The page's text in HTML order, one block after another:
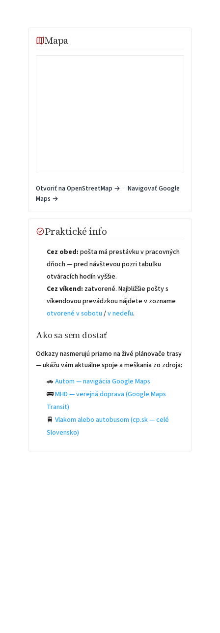
Mapa
Otvoriť na OpenStreetMap → · Navigovať Google
Maps →
Praktické info
Cez obed: pošta má prestávku v pracovných
dňoch — pred návštevou pozri tabuľku
otváracích hodín vyššie.
Cez víkend: zatvorené. Najbližšie pošty s
víkendovou prevádzkou nájdete v zozname
otvorené v sobotu /v nedeľu.
Ako sa sem dostať
Odkazy nasmerujú priamo na živé plánovače trasy
— ukážu vám aktuálne spoje a meškania zo zdroja:
🚗Autom — navigácia Google Maps
🚌MHD — verejná doprava (Google Maps
Transit)
🚆Vlakom alebo autobusom (cp.sk — celé
Slovensko)